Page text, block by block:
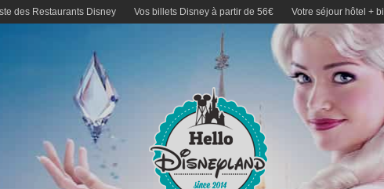
des Restaurants Disney Vos billets Disney à partir de 56€ Votre séjour hôtel +